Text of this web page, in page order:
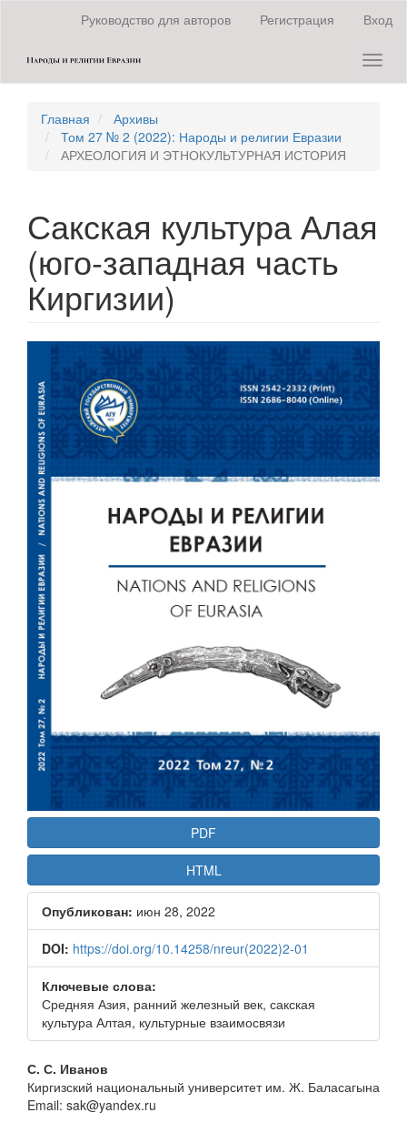
содержанию
страницы
навигация
Основное
содержание
Руководство для авторов Регистрация Вход
Главная
Архивы
Том 27 № 2 (2022): Народы и религии Евразии
АРХЕОЛОГИЯ И ЭТНОКУЛЬТУРНАЯ ИСТОРИЯ
Сакская культура Алая
(юго-западная часть
Киргизии)
Статья
боковой
панели
PDF
HTML
Опубликован: июн 28, 2022
DOI: https://doi.org/10.14258/nreur(2022)2-01
Ключевые слова:
Средняя Азия, ранний железный век, сакская
культура Алтая, культурные взаимосвязи
Основное
содержание
С. С. Иванов
Киргизский национальный университет им. Ж. Баласагына
Email: sak@yandex.ru